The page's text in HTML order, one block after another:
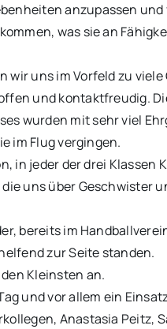
anzupassen
was sie an
uns im Vorfeld zu viele
und kontaktfreudig.
wurden mit sehr viel
im Flug vergingen.
in jeder der drei Klassen
uns über Geschwister
bereits im
zur Seite standen.
Kleinsten an.
und vor allem ein
Anastasia Peitz,